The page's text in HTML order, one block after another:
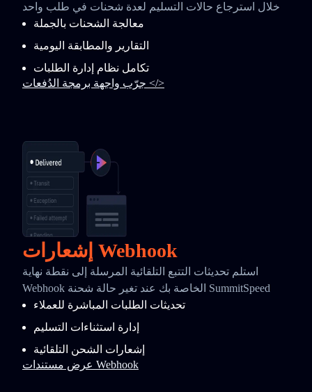
خلال استرجاع حالات التسليم لعدة شحنات في طلب واحد
معالجة الشحنات بالجملة
التقارير والمطابقة اليومية
تكامل نظام إدارة الطلبات
جرّب واجهة برمجة الدُفعات </>
إشعارات Webhook
استلم تحديثات التتبع التلقائية المرسلة إلى نقطة نهاية
Webhook الخاصة بك عند تغير حالة شحنة SummitSpeed
تحديثات الطلبات المباشرة للعملاء
إدارة استثناءات التسليم
إشعارات الشحن التلقائية
عرض مستندات Webhook